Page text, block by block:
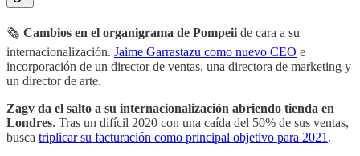
🗞 Cambios en el organigrama de Pompeii de cara a su
internacionalización. Jaime Garrastazu como nuevo CEO e
incorporación de un director de ventas, una directora de marketing y
un director de arte.
Zagv da el salto a su internacionalización abriendo tienda en
Londres. Tras un difícil 2020 con una caída del 50% de sus ventas,
busca triplicar su facturación como principal objetivo para 2021 .